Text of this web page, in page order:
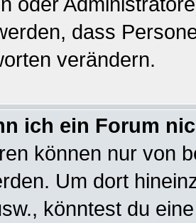
dass
verändern.
ich ein Forum
können nur von
Um dort
könntest du